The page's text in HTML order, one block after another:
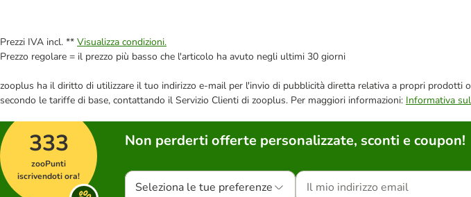
Prezzi IVA incl. ** Visualizza condizioni.
Prezzo regolare = il prezzo più basso che l'articolo ha avuto negli ultimi 30 giorni
zooplus ha il diritto di utilizzare il tuo indirizzo e-mail per l'invio di pubblicità diretta relativa a propri
secondo le tariffe di base, contattando il Servizio Clienti di zooplus. Per maggiori informazioni: Informativa
333
zooPunti
iscrivendoti ora!
Non perderti offerte personalizzate, sconti e coupon!
Seleziona le tue preferenze